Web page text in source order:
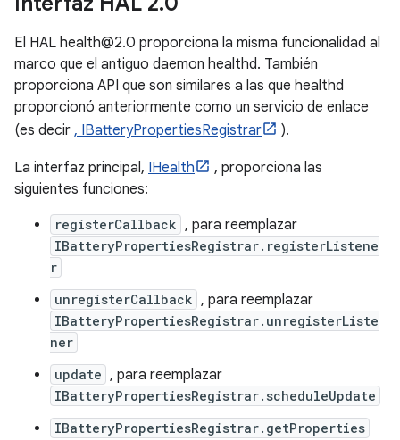
El HAL health@2.0 proporciona la misma funcionalidad al
marco que el antiguo daemon healthd. También
proporciona API que son similares a las que healthd
proporcionó anteriormente como un servicio de enlace
(es decir , IBatteryPropertiesRegistrar ).
La interfaz principal, IHealth
, proporciona las
siguientes funciones:
registerCallback , para reemplazar
IBatteryPropertiesRegistrar.registerListene
r
unregisterCallback , para reemplazar
IBatteryPropertiesRegistrar.unregisterListe
ner
update , para reemplazar
IBatteryPropertiesRegistrar.scheduleUpdate
IBatteryPropertiesRegistrar.getProperties